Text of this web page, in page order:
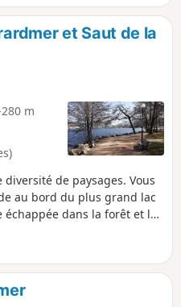
et Saut de la
m
de paysages. Vous
au bord du plus grand lac
dans la forêt et les
de la Bourrique. En
ses remarquables petits
du lac pour terminer cette